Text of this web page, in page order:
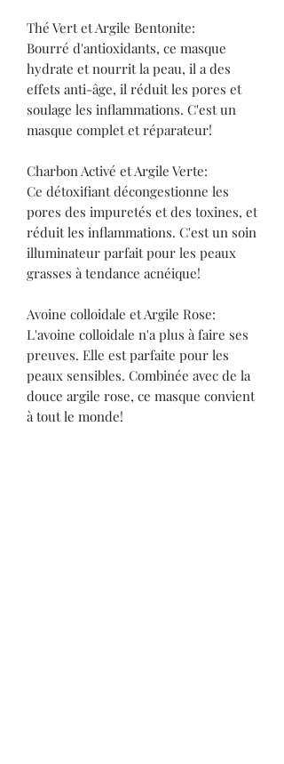
Thé Vert et Argile Bentonite:
Bourré d'antioxidants, ce masque
hydrate et nourrit la peau, il a des
effets anti-âge, il réduit les pores et
soulage les inflammations. C'est un
masque complet et réparateur!
Charbon Activé et Argile Verte:
Ce détoxifiant décongestionne les
pores des impuretés et des toxines, et
réduit les inflammations. C'est un soin
illuminateur parfait pour les peaux
grasses à tendance acnéique!
Avoine colloidale et Argile Rose:
L'avoine colloidale n'a plus à faire ses
preuves. Elle est parfaite pour les
peaux sensibles. Combinée avec de la
douce argile rose, ce masque convient
à tout le monde!